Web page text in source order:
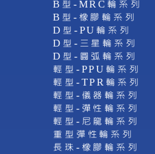
B型-MRC輪系列
B型-橡膠輪系列
D型-PU輪系列
D型-三星輪系列
D型-圓弧輪系列
輕型-PPU輪系列
輕型-TPR輪系列
輕型-儀器輪系列
輕型-彈性輪系列
輕型-尼龍輪系列
重型彈性輪系列
長珠-橡膠輪系列